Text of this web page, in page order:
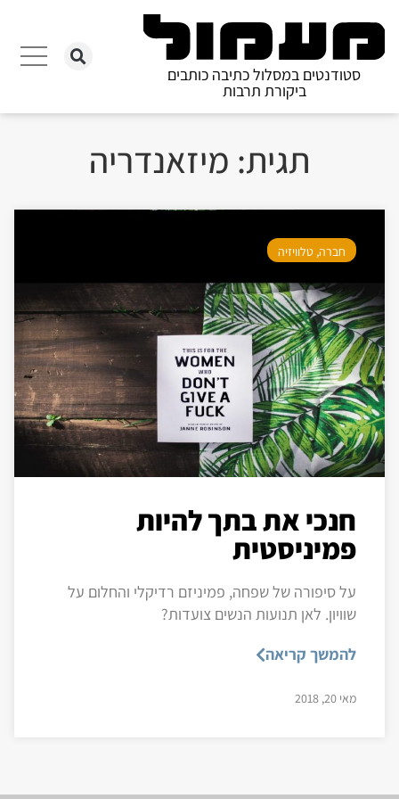
סטודנטים במסלול כתיבה כותבים
ביקורת תרבות
תגית: מיזאנדריה
חברה, טלוויזיה
חנכי את בתך להיות
פמיניסטית
על סיפורה של שפחה, פמיניזם רדיקלי והחלום על
שוויון. לאן תנועות הנשים צועדות?
להמשך קריאה
מאי 20, 2018